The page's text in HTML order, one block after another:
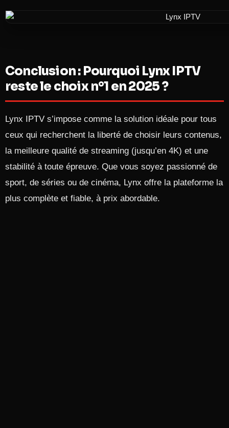
Conclusion : Pourquoi Lynx IPTV
reste le choix n°1 en 2025 ?
Lynx IPTV s’impose comme la solution idéale pour tous
ceux qui recherchent la liberté de choisir leurs contenus,
la meilleure qualité de streaming (jusqu’en 4K) et une
stabilité à toute épreuve. Que vous soyez passionné de
sport, de séries ou de cinéma, Lynx offre la plateforme la
plus complète et fiable, à prix abordable.​